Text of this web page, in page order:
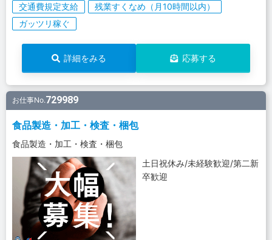
交通費規定支給
残業すくなめ（月10時間以内）
ガッツリ稼ぐ
詳細をみる 応募する
お仕事No.729989
食品製造・加工・検査・梱包
食品製造・加工・検査・梱包
土日祝休み/未経験歓迎/第二新
卒歓迎